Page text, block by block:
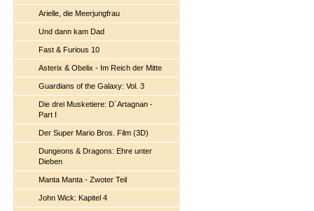
Arielle, die Meerjungfrau
Und dann kam Dad
Fast & Furious 10
Asterix & Obelix - Im Reich der Mitte
Guardians of the Galaxy: Vol. 3
Die drei Musketiere: D´Artagnan -
Part I
Der Super Mario Bros. Film (3D)
Dungeons & Dragons: Ehre unter
Dieben
Manta Manta - Zwoter Teil
John Wick: Kapitel 4